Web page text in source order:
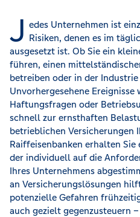
J edes Unternehmen ist
Risiken, denen es im
ausgesetzt ist. Ob Sie ein
führen, einen
betreiben oder in der
Unvorhergesehene Ereignisse
Haftungsfragen oder
schnell zur ernsthaften
betrieblichen Versicherungen
Raiffeisenbanken erhalten Sie
der individuell auf die
Ihres Unternehmens
an Versicherungslösungen
potenzielle Gefahren
auch gezielt gegenzusteuern